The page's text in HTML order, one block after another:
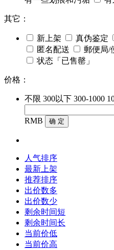
其它：
新上架 真伪鉴定
匿名配送
郵便局/
状态「已售罄」
价格：
不限 300以下 300-1000
RMB
确 定
人气排序
最新上架
推荐排序
出价数多
出价数少
剩余时间短
剩余时间长
当前价低
当前价高